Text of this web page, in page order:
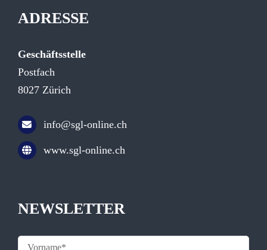
ADRESSE
Geschäftsstelle
Postfach
8027 Zürich
info@sgl-online.ch
www.sgl-online.ch
NEWSLETTER